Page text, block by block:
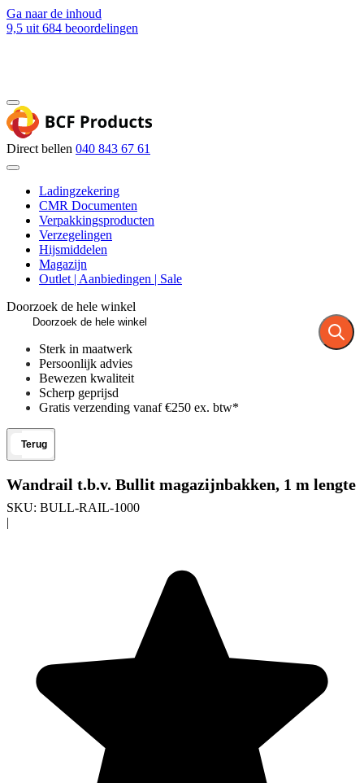
Ga naar de inhoud
9,5 uit 684 beoordelingen
Direct bellen 040 843 67 61
Ladingzekering
CMR Documenten
Verpakkingsproducten
Verzegelingen
Hijsmiddelen
Magazijn
Outlet | Aanbiedingen | Sale
Doorzoek de hele winkel
Sterk in maatwerk
Persoonlijk advies
Bewezen kwaliteit
Scherp geprijsd
Gratis verzending vanaf €250 ex. btw*
Terug
Wandrail t.b.v. Bullit magazijnbakken, 1 m lengte
SKU: BULL-RAIL-1000
|